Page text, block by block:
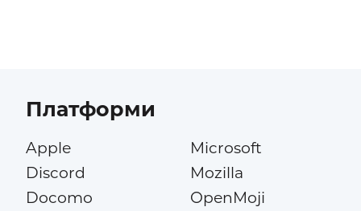
Платформи
Apple
Discord
Docomo
Microsoft
Mozilla
OpenMoji